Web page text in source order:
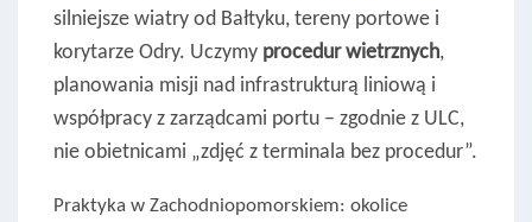
silniejsze wiatry od Bałtyku, tereny portowe i
korytarze Odry. Uczymy procedur wietrznych,
planowania misji nad infrastrukturą liniową i
współpracy z zarządcami portu – zgodnie z ULC,
nie obietnicami „zdjęć z terminala bez procedur”.
Praktyka w Zachodniopomorskiem: okolice